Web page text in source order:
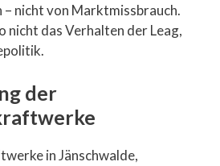
– nicht von Marktmissbrauch.
nicht das Verhalten der Leag,
der
in Jänschwalde,